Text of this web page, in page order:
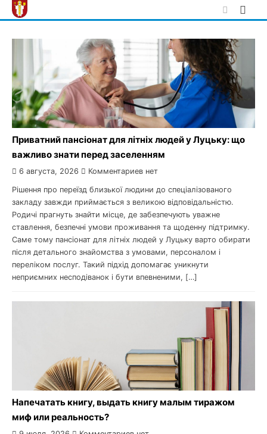
Skip
to
Приватний пансіонат для літніх людей у Луцьку: що
важливо знати перед заселенням
6 августа, 2026 Комментариев нет
Рішення про переїзд близької людини до спеціалізованого
закладу завжди приймається з великою відповідальністю.
Родичі прагнуть знайти місце, де забезпечують уважне
ставлення, безпечні умови проживання та щоденну підтримку.
Саме тому пансіонат для літніх людей у Луцьку варто обирати
після детального знайомства з умовами, персоналом і
переліком послуг. Такий підхід допомагає уникнути
неприємних несподіванок і бути впевненими, […]
Напечатать книгу, выдать книгу малым тиражом
миф или реальность?